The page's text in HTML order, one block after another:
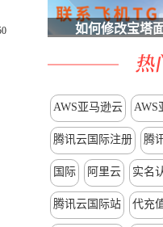
如何修改宝塔
AWS亚马逊云 AWS
腾讯云国际注册 腾
国际 阿里云 实名
腾讯云国际站 代充